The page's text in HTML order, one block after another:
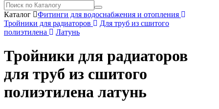
Каталог
Фитинги для водоснабжения и отопления
Тройники для радиаторов
Для труб из сшитого
полиэтилена
Латунь
Тройники для радиаторов
для труб из сшитого
полиэтилена латунь